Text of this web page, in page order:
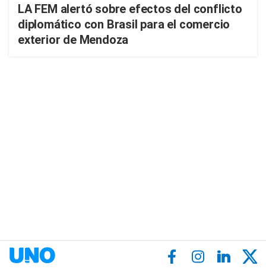
LA FEM alertó sobre efectos del conflicto
diplomático con Brasil para el comercio
exterior de Mendoza